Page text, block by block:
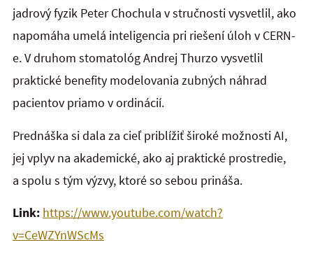
jadrový fyzik Peter Chochula v stručnosti vysvetlil, ako
napomáha umelá inteligencia pri riešení úloh v CERN-
e. V druhom stomatológ Andrej Thurzo vysvetlil
praktické benefity modelovania zubných náhrad
pacientov priamo v ordinácií.
Prednáška si dala za cieľ priblížiť široké možnosti AI,
jej vplyv na akademické, ako aj praktické prostredie,
a spolu s tým výzvy, ktoré so sebou prináša.
Link: https://www.youtube.com/watch?
v=CeWZYnWScMs